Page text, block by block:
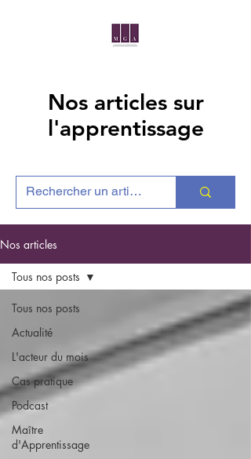
Nos articles sur
l'apprentissage
Nos articles
Tous nos posts
Actualité
L'acteur du mois
Cas pratique
Podcast
Maître
d'Apprentissage
Tous nos posts